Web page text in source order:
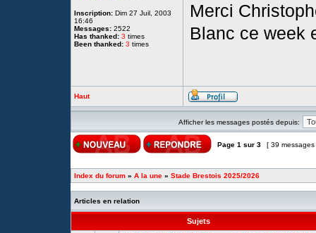
Inscription: Dim 27 Juil, 2003
16:46
Messages: 2522
Has thanked: 3 times
Been thanked: 3 times
Merci
Blanc ce week
Haut
Afficher les messages postés depuis:
Page 1 sur 3 [ 39
Index du forum » A la une » Stade Brestois 2025/2026
Articles en relation
Sujets